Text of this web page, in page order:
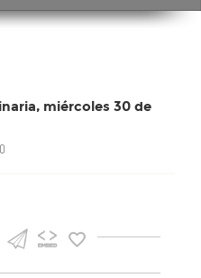
miércoles 30 de